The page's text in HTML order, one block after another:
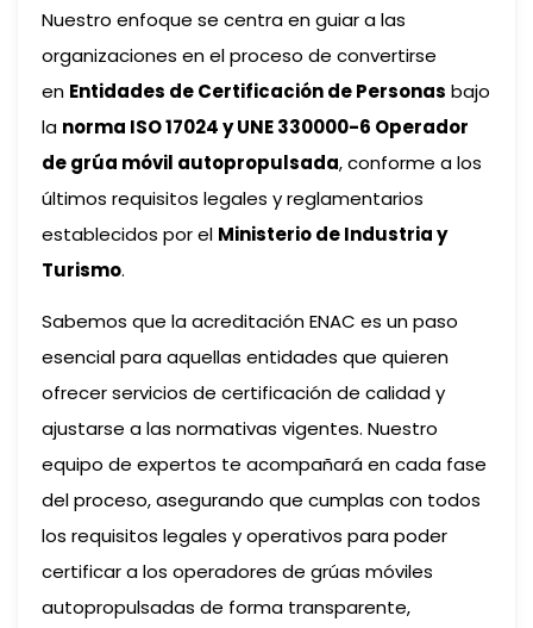
Nuestro enfoque se centra en guiar a las
organizaciones en el proceso de convertirse
en Entidades de Certificación de Personas bajo
la norma ISO 17024 y UNE 330000-6 Operador
de grúa móvil autopropulsada, conforme a los
últimos requisitos legales y reglamentarios
establecidos por el Ministerio de Industria y
Turismo.
Sabemos que la acreditación ENAC es un paso
esencial para aquellas entidades que quieren
ofrecer servicios de certificación de calidad y
ajustarse a las normativas vigentes. Nuestro
equipo de expertos te acompañará en cada fase
del proceso, asegurando que cumplas con todos
los requisitos legales y operativos para poder
certificar a los operadores de grúas móviles
autopropulsadas de forma transparente,